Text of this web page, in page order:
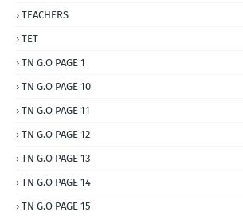
TEACHERS
TET
TN G.O PAGE 1
TN G.O PAGE 10
TN G.O PAGE 11
TN G.O PAGE 12
TN G.O PAGE 13
TN G.O PAGE 14
TN G.O PAGE 15